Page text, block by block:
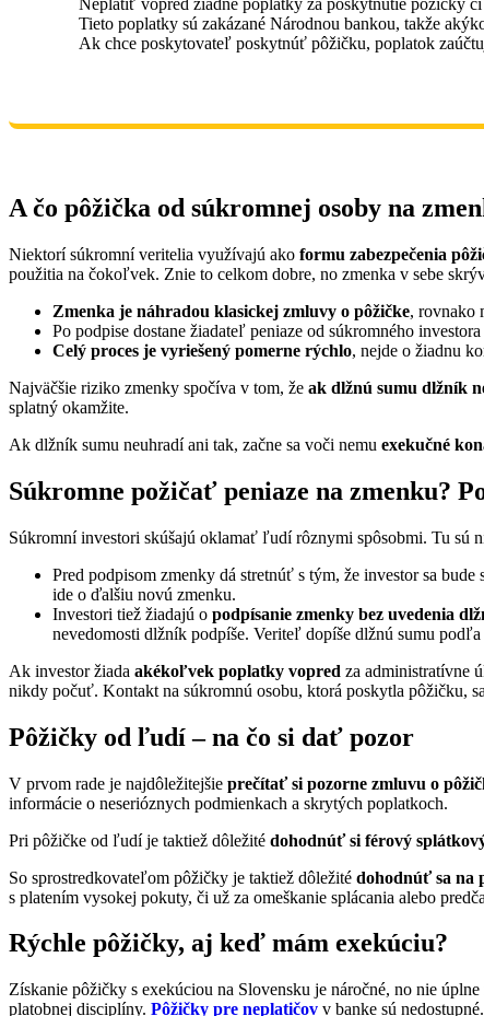
Tieto poplatky sú zakázané Národnou bankou, takže
Ak chce poskytovateľ poskytnúť pôžičku, poplatok
A čo pôžička od súkromnej osoby na
Niektorí súkromní veritelia využívajú ako formu zabezpečenia
použitia na čokoľvek. Znie to celkom dobre, no zmenka v sebe
Zmenka je náhradou klasickej zmluvy o pôžičke, rovnako
Po podpise dostane žiadateľ peniaze od súkromného
Celý proces je vyriešený pomerne rýchlo, nejde o žiadnu
Najväčšie riziko zmenky spočíva v tom, že ak dlžnú sumu dlžník
splatný okamžite.
Ak dlžník sumu neuhradí ani tak, začne sa voči nemu exekučné
Súkromne požičať peniaze na zmenku?
Súkromní investori skúšajú oklamať ľudí rôznymi spôsobmi. Tu sú
Pred podpisom zmenky dá stretnúť s tým, že investor sa
ide o ďalšiu novú zmenku.
Investori tiež žiadajú o podpísanie zmenky bez uvedenia
nevedomosti dlžník podpíše. Veriteľ dopíše dlžnú sumu
Ak investor žiada akékoľvek poplatky vopred za administratívne
nikdy počuť. Kontakt na súkromnú osobu, ktorá poskytla pôžičku,
Pôžičky od ľudí – na čo si dať pozor
V prvom rade je najdôležitejšie prečítať si pozorne zmluvu o
informácie o neserióznych podmienkach a skrytých poplatkoch.
Pri pôžičke od ľudí je taktiež dôležité dohodnúť si férový
So sprostredkovateľom pôžičky je taktiež dôležité dohodnúť sa na
s platením vysokej pokuty, či už za omeškanie splácania alebo
Rýchle pôžičky, aj keď mám exekúciu?
Získanie pôžičky s exekúciou na Slovensku je náročné, no nie
platobnej disciplíny. Pôžičky pre neplatičov v banke sú nedostupné.